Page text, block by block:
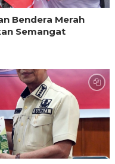
Bendera Merah
Semangat